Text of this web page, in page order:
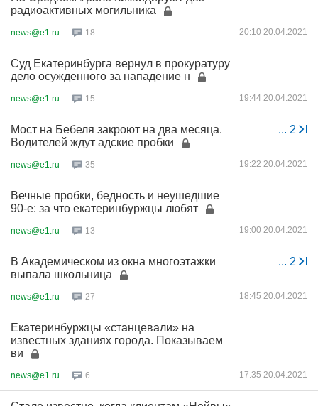
радиоактивных могильника
news@e1.ru 18 20:10 20.04.2021
Суд Екатеринбурга вернул в прокуратуру
дело осужденного за нападение н
news@e1.ru 15 19:44 20.04.2021
... 2
Мост на Бебеля закроют на два месяца.
Водителей ждут адские пробки
news@e1.ru 35 19:22 20.04.2021
Вечные пробки, бедность и неушедшие
90-е: за что екатеринбуржцы любят
news@e1.ru 13 19:00 20.04.2021
... 2
В Академическом из окна многоэтажки
выпала школьница
news@e1.ru 27 18:45 20.04.2021
Екатеринбуржцы «станцевали» на
известных зданиях города. Показываем
ви
news@e1.ru 6 17:35 20.04.2021